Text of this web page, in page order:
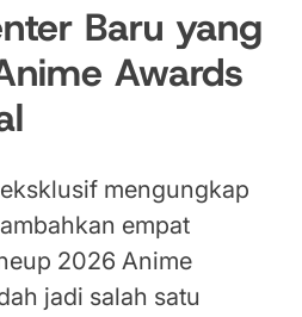
Baru yang
Awards
mengungkap
empat
2026 Anime
jadi salah satu